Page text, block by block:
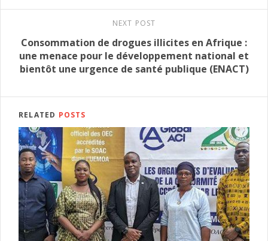
NEXT POST
Consommation de drogues illicites en Afrique :
une menace pour le développement national et
bientôt une urgence de santé publique (ENACT)
RELATED POSTS